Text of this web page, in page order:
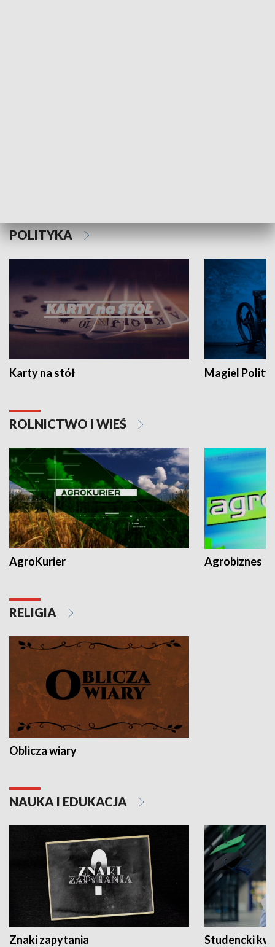
POLITYKA
Karty na stół Magiel
ROLNICTWO I WIEŚ
AgroKurier Agrobiznes
RELIGIA
Oblicza wiary
NAUKA I EDUKACJA
Znaki zapytania Studencki